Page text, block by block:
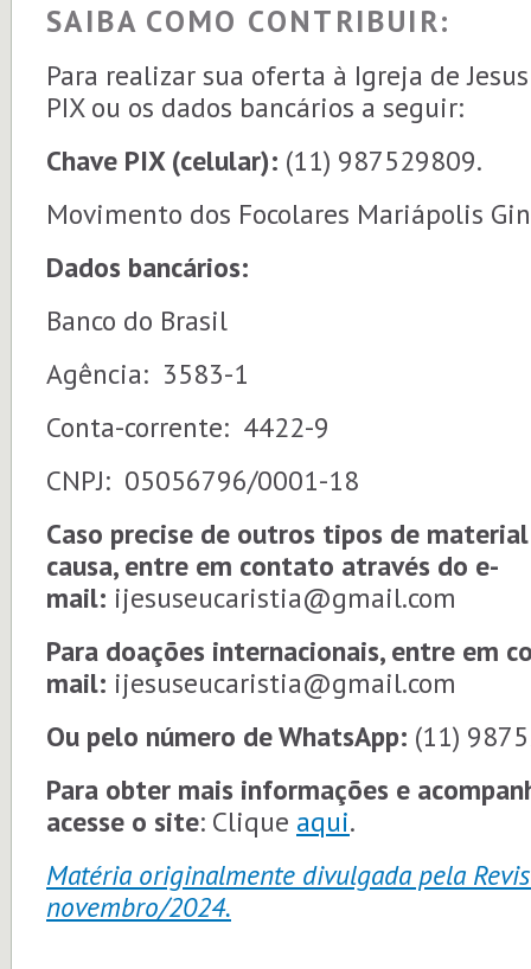
SAIBA COMO CONTRIBUIR:
Para realizar sua oferta à Igreja de
PIX ou os dados bancários a seguir:
Chave PIX (celular): (11) 987529809.
Movimento dos Focolares Mariápolis
Dados bancários:
Banco do Brasil
Agência: 3583-1
Conta-corrente: 4422-9
CNPJ: 05056796/0001-18
Caso precise de outros tipos de
causa, entre em contato através do e-
mail: ijesuseucaristia@gmail.com
Para doações internacionais, entre em
mail: ijesuseucaristia@gmail.com
Ou pelo número de WhatsApp: (11)
Para obter mais informações e
acesse o site: Clique aqui.
Matéria originalmente divulgada pela
novembro/2024.